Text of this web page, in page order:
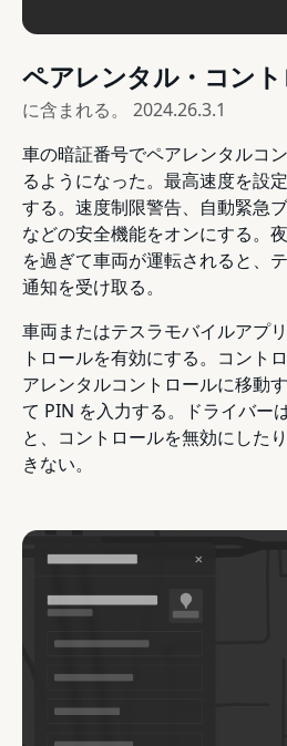
ペアレンタル・コン
に含まれる。 2024.26.3.1
車の暗証番号でペアレンタルコ
るようになった。最高速度を設
する。速度制限警告、自動緊急
などの安全機能をオンにする。
を過ぎて車両が運転されると、
通知を受け取る。
車両またはテスラモバイルアプ
トロールを有効にする。コント
アレンタルコントロールに移動
て PIN を入力する。ドライバー
と、コントロールを無効にした
きない。